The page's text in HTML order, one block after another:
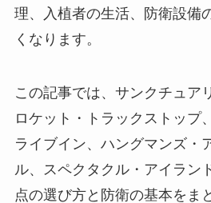
理、入植者の生活、防衛設備
くなります。
この記事では、サンクチュア
ロケット・トラックストップ
ライブイン、ハングマンズ・
ル、スペクタクル・アイラン
点の選び方と防衛の基本をま